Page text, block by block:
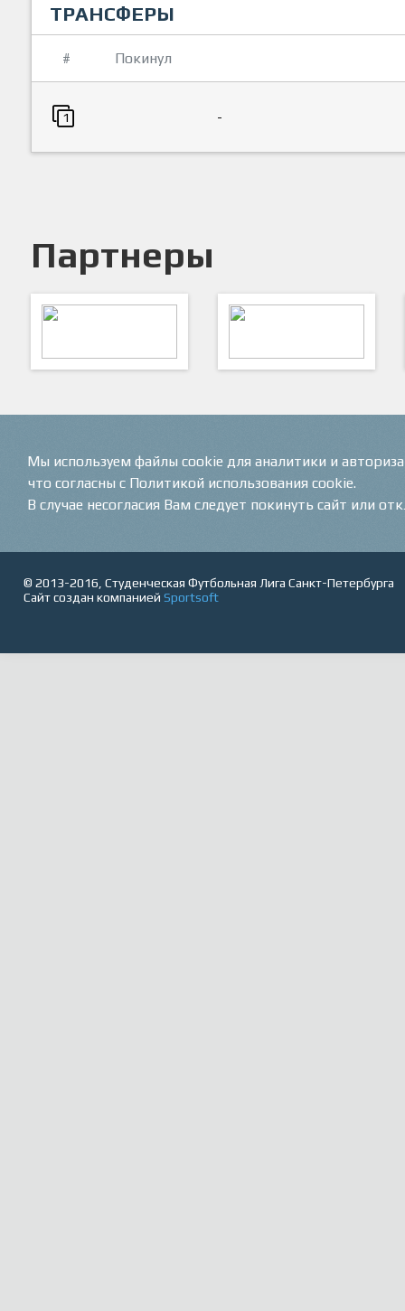
ТРАНСФЕРЫ
# Покинул
1 -
Партнеры
© 2013-2016, Студенческая Футбольная Лига Санкт-Петербурга
Сайт создан компанией Sportsoft
Мы используем файлы cookie для аналитики и
что согласны с Политикой использования cookie.
В случае несогласия Вам следует покинуть сайт или